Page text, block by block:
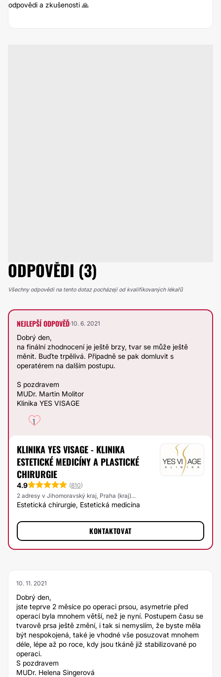
odpovědi a zkušenosti 🙏
ODPOVĚDI (3)
Všechny odpovědi na tento dotaz pocházejí od kvalifikovaných lékařů
NEJLEPŠÍ ODPOVĚĎ·10. 6. 2021
Dobrý den,
na finální zhodnocení je ještě brzy, tvar se může ještě
měnit. Buďte trpělivá. Případně se pak domluvit s
operatérem na dalším postupu.
S pozdravem
MUDr. Martin Molitor
Klinika YES VISAGE
1
KLINIKA YES VISAGE - KLINIKA
ESTETICKÉ MEDICÍNY A PLASTICKÉ
CHIRURGIE
4.9 (810)
2 adresy v Jihomoravský kraj, Praha (kraj)...
Estetická chirurgie, Estetická medicína
KONTAKTOVAT
10. 11. 2021
Dobrý den,
jste teprve 2 měsíce po operaci prsou, asymetrie před
operací byla mnohem větší, než je nyní. Postupem času se
tvarově prsa ještě změní, i tak si nemyslím, že byste měla
být nespokojená, také je vhodné vše posuzovat mnohem
déle, lépe až po roce, kdy jsou tkáně již stabilizované po
operaci.
S pozdravem
MUDr. Helena Singerová